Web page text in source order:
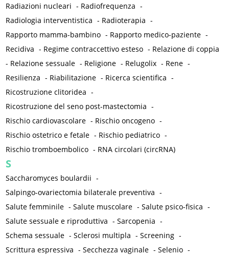
Radiazioni nucleari - Radiofrequenza -
Radiologia interventistica - Radioterapia -
Rapporto mamma-bambino - Rapporto medico-paziente -
Recidiva - Regime contraccettivo esteso - Relazione di coppia
- Relazione sessuale - Religione - Relugolix - Rene -
Resilienza - Riabilitazione - Ricerca scientifica -
Ricostruzione clitoridea -
Ricostruzione del seno post-mastectomia -
Rischio cardiovascolare - Rischio oncogeno -
Rischio ostetrico e fetale - Rischio pediatrico -
Rischio tromboembolico - RNA circolari (circRNA)
S
Saccharomyces boulardii -
Salpingo-ovariectomia bilaterale preventiva -
Salute femminile -Salute muscolare -Salute psico-fisica -
Salute sessuale e riproduttiva -Sarcopenia -
Schema sessuale -Sclerosi multipla -Screening -
Scrittura espressiva -Secchezza vaginale -Selenio -